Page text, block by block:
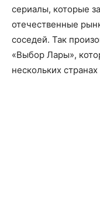
сериалы, которые
отечественные
соседей. Так
«Выбор Лары»,
нескольких